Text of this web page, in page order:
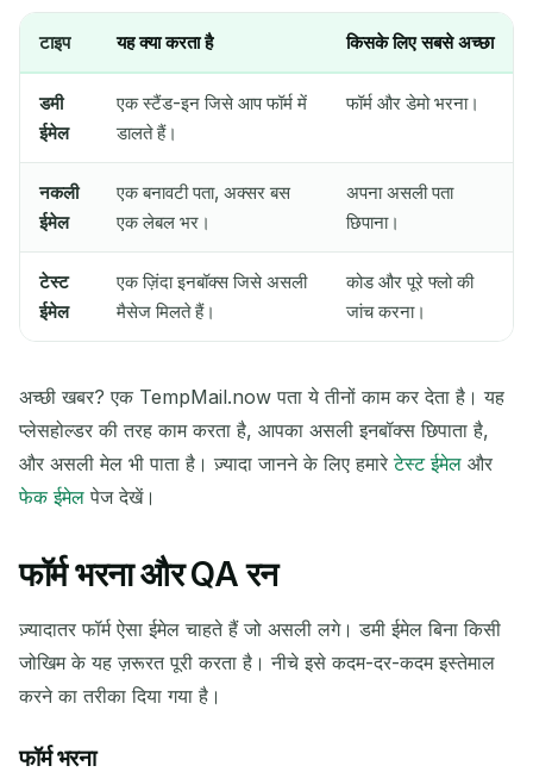
टाइप यह क्या करता है किसके लिए सबसे अच्छा
डमी
ईमेल
एक स्टैंड-इन जिसे आप फॉर्म में
डालते हैं।
फॉर्म और डेमो भरना।
नकली
ईमेल
एक बनावटी पता, अक्सर बस
एक लेबल भर।
अपना असली पता
छिपाना।
टेस्ट
ईमेल
एक ज़िंदा इनबॉक्स जिसे असली
मैसेज मिलते हैं।
कोड और पूरे फ्लो की
जांच करना।
अच्छी खबर? एक TempMail.now पता ये तीनों काम कर देता है। यह
प्लेसहोल्डर की तरह काम करता है, आपका असली इनबॉक्स छिपाता है,
और असली मेल भी पाता है। ज़्यादा जानने के लिए हमारेटेस्ट ईमेल और
फेक ईमेल पेज देखें।
फॉर्म भरना और QA रन
ज़्यादातर फॉर्म ऐसा ईमेल चाहते हैं जो असली लगे। डमी ईमेल बिना किसी
जोखिम के यह ज़रूरत पूरी करता है। नीचे इसे कदम-दर-कदम इस्तेमाल
करने का तरीका दिया गया है।
फॉर्म भरना